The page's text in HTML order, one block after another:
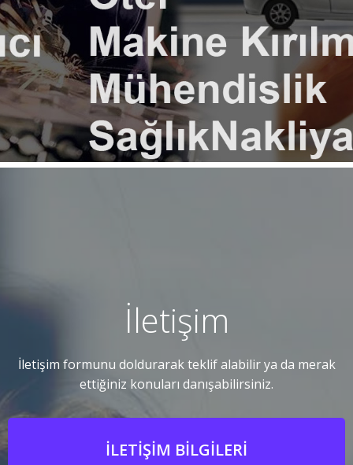
İletişim
İletişim formunu doldurarak teklif alabilir ya da merak
ettiğiniz konuları danışabilirsiniz.
İLETIŞIM BILGILERI